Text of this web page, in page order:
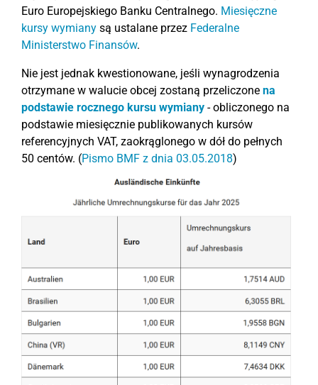
Euro Europejskiego Banku Centralnego. Miesięczne
kursy wymiany są ustalane przez Federalne
Ministerstwo Finansów.
Nie jest jednak kwestionowane, jeśli wynagrodzenia
otrzymane w walucie obcej zostaną przeliczone na
podstawie rocznego kursu wymiany - obliczonego na
podstawie miesięcznie publikowanych kursów
referencyjnych VAT, zaokrąglonego w dół do pełnych
50 centów. (Pismo BMF z dnia 03.05.2018)